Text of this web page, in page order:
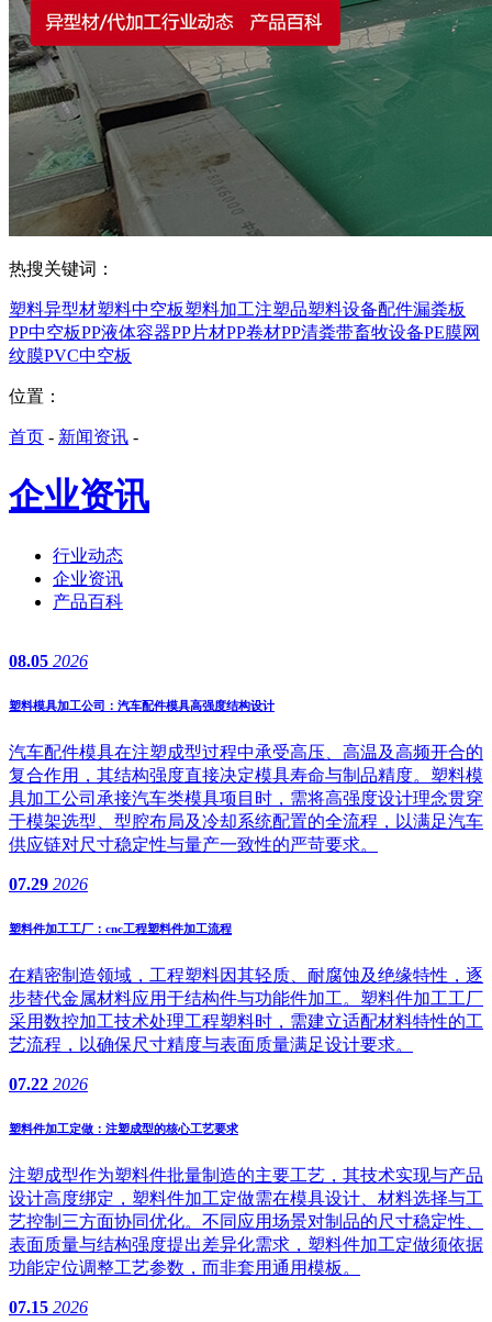
热搜关键词：
塑料异型材塑料中空板塑料加工注塑品塑料设备配件漏粪板
PP中空板PP液体容器PP片材PP卷材PP清粪带畜牧设备PE膜网
纹膜PVC中空板
位置：
首页 - 新闻资讯 -
企业资讯
行业动态
企业资讯
产品百科
08.05 2026
塑料模具加工公司：汽车配件模具高强度结构设计
汽车配件模具在注塑成型过程中承受高压、高温及高频开合的
复合作用，其结构强度直接决定模具寿命与制品精度。塑料模
具加工公司承接汽车类模具项目时，需将高强度设计理念贯穿
于模架选型、型腔布局及冷却系统配置的全流程，以满足汽车
供应链对尺寸稳定性与量产一致性的严苛要求。
07.29 2026
塑料件加工工厂：cnc工程塑料件加工流程
在精密制造领域，工程塑料因其轻质、耐腐蚀及绝缘特性，逐
步替代金属材料应用于结构件与功能件加工。塑料件加工工厂
采用数控加工技术处理工程塑料时，需建立适配材料特性的工
艺流程，以确保尺寸精度与表面质量满足设计要求。
07.22 2026
塑料件加工定做：注塑成型的核心工艺要求
注塑成型作为塑料件批量制造的主要工艺，其技术实现与产品
设计高度绑定，塑料件加工定做需在模具设计、材料选择与工
艺控制三方面协同优化。不同应用场景对制品的尺寸稳定性、
表面质量与结构强度提出差异化需求，塑料件加工定做须依据
功能定位调整工艺参数，而非套用通用模板。
07.15 2026